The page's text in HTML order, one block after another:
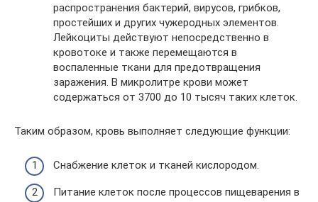
распространения бактерий, вирусов, грибков,
простейших и других чужеродных элементов.
Лейкоциты действуют непосредственно в
кровотоке и также перемещаются в
воспаленные ткани для предотвращения
заражения. В микролитре крови может
содержаться от 3700 до 10 тысяч таких клеток.
Таким образом, кровь выполняет следующие функции:
Снабжение клеток и тканей кислородом.
Питание клеток после процессов пищеварения в